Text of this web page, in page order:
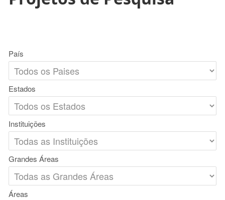
País
Estados
Instituições
Grandes Áreas
Áreas